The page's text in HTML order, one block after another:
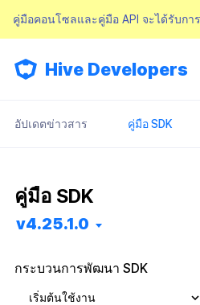
คู่มือคอนโซลและคู่มือ API จะได้รับกา
Hive Developers
อัปเดตข่าวสาร คู่มือ SDK
คู่มือ SDK
v4.25.1.0
กระบวนการพัฒนา SDK
เริ่มต้นใช้งาน